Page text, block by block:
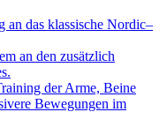
das klassische Nordic–
an den zusätzlich
der Arme, Beine
Bewegungen im